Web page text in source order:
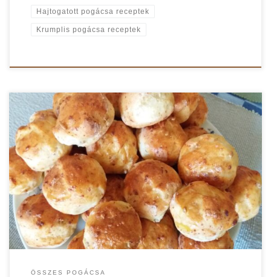
Hajtogatott pogácsa receptek
Krumplis pogácsa receptek
Könnyed krumplis-túrós pogácsa. Amit mindenki imádni fog! Nem is
húzom tovább a szót. Nézzük is a receptet! Krumplis-túrós
pogácsa recept A krumplit megpucoljuk, felkockázzuk,
megfőzzük, összetőrjük és hűlni hagyjuk. A cukros, langyos tejben
megfuttatjuk az élesztőt. A zsírt felolvasztjuk. A krumplit
összekeverjük a túróval és a napraforgómaggal. Hozzáadjuk a
lisztet, […]
ÖSSZES POGÁCSA